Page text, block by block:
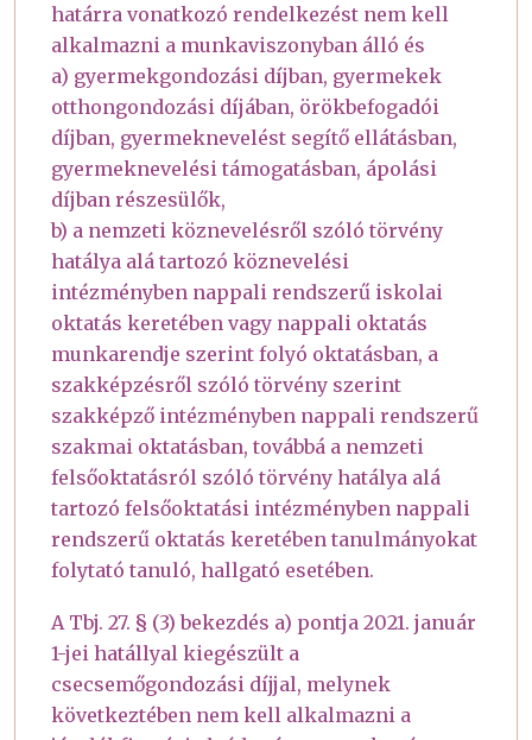
határra vonatkozó rendelkezést nem kell
alkalmazni a munkaviszonyban álló és
a) gyermekgondozási díjban, gyermekek
otthongondozási díjában, örökbefogadói
díjban, gyermeknevelést segítő ellátásban,
gyermeknevelési támogatásban, ápolási
díjban részesülők,
b) a nemzeti köznevelésről szóló törvény
hatálya alá tartozó köznevelési
intézményben nappali rendszerű iskolai
oktatás keretében vagy nappali oktatás
munkarendje szerint folyó oktatásban, a
szakképzésről szóló törvény szerint
szakképző intézményben nappali rendszerű
szakmai oktatásban, továbbá a nemzeti
felsőoktatásról szóló törvény hatálya alá
tartozó felsőoktatási intézményben nappali
rendszerű oktatás keretében tanulmányokat
folytató tanuló, hallgató esetében.
A Tbj. 27. § (3) bekezdés a) pontja 2021. január
1-jei hatállyal kiegészült a
csecsemőgondozási díjjal, melynek
következtében nem kell alkalmazni a